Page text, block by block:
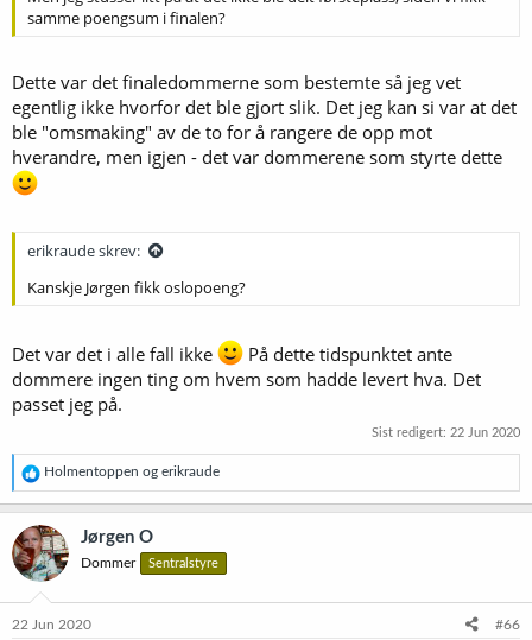
samme poengsum i finalen?
Dette var det finaledommerne som bestemte så jeg vet
egentlig ikke hvorfor det ble gjort slik. Det jeg kan si var at det
ble "omsmaking" av de to for å rangere de opp mot
hverandre, men igjen - det var dommerene som styrte dette
erikraude skrev:
Kanskje Jørgen fikk oslopoeng?
Det var det i alle fall ikke
På dette tidspunktet ante
dommere ingen ting om hvem som hadde levert hva. Det
passet jeg på.
Sist redigert: 22 Jun 2020
R
e
a
k
s
j
o
e
Holmentoppen og erikraude
Jørgen O
Dommer Sentralstyre
22 Jun 2020 #66